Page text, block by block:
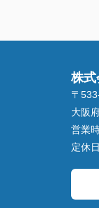
株式
〒
大阪
営業
定休